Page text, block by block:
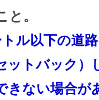
と。
ル以下の道
ットバック）
きない場合が